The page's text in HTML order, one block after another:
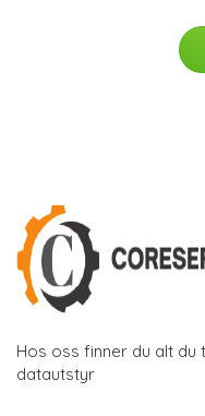
Hos oss finner du alt
datautstyr